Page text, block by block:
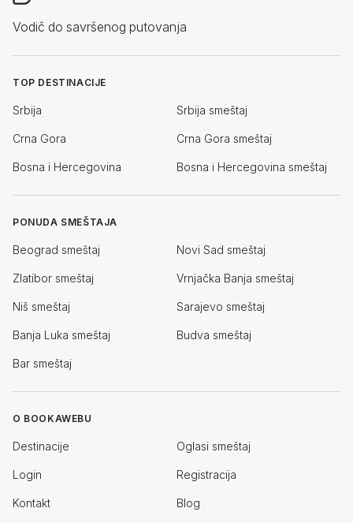
Vodič do savršenog putovanja
TOP DESTINACIJE
Srbija Srbija smeštaj
Crna Gora Crna Gora smeštaj
Bosna i Hercegovina Bosna i Hercegovina smeštaj
PONUDA SMEŠTAJA
Beograd smeštaj Novi Sad smeštaj
Zlatibor smeštaj Vrnjačka Banja smeštaj
Niš smeštaj Sarajevo smeštaj
Banja Luka smeštaj Budva smeštaj
Bar smeštaj
O BOOKAWEBU
Destinacije Oglasi smeštaj
Login Registracija
Kontakt Blog